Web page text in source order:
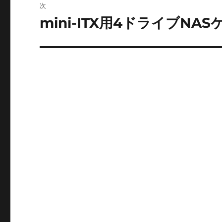
ゲ
次
次
投
mini-ITX用4ドライブNAS